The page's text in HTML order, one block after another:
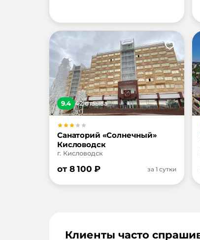
9.4 42отзыва
Санаторий «Солнечный»
Кисловодск
г. Кисловодск
от 8 100 ₽ за 1 сутки
Клиенты часто